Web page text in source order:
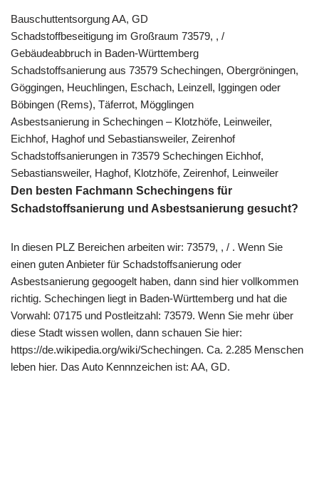
Bauschuttentsorgung AA, GD
Schadstoffbeseitigung im Großraum 73579, , /
Gebäudeabbruch in Baden-Württemberg
Schadstoffsanierung aus 73579 Schechingen, Obergröningen,
Göggingen, Heuchlingen, Eschach, Leinzell, Iggingen oder
Böbingen (Rems), Täferrot, Mögglingen
Asbestsanierung in Schechingen – Klotzhöfe, Leinweiler,
Eichhof, Haghof und Sebastiansweiler, Zeirenhof
Schadstoffsanierungen in 73579 Schechingen Eichhof,
Sebastiansweiler, Haghof, Klotzhöfe, Zeirenhof, Leinweiler
Den besten Fachmann Schechingens für
Schadstoffsanierung und Asbestsanierung gesucht?
In diesen PLZ Bereichen arbeiten wir: 73579, , / . Wenn Sie
einen guten Anbieter für Schadstoffsanierung oder
Asbestsanierung gegoogelt haben, dann sind hier vollkommen
richtig. Schechingen liegt in Baden-Württemberg und hat die
Vorwahl: 07175 und Postleitzahl: 73579. Wenn Sie mehr über
diese Stadt wissen wollen, dann schauen Sie hier:
https://de.wikipedia.org/wiki/Schechingen. Ca. 2.285 Menschen
leben hier. Das Auto Kennnzeichen ist: AA, GD.